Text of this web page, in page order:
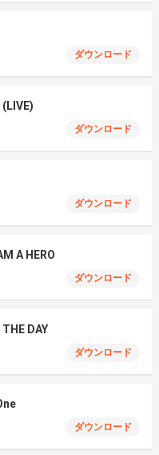
ダウンロード
ダウンロード
ダウンロード
A HERO
ダウンロード
DAY
ダウンロード
ダウンロード